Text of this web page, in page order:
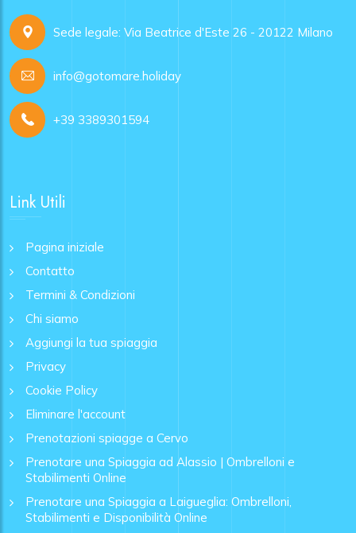
Sede legale: Via Beatrice d'Este 26 - 20122 Milano
info@gotomare.holiday
+39 3389301594
Link Utili
Pagina iniziale
Contatto
Termini & Condizioni
Chi siamo
Aggiungi la tua spiaggia
Privacy
Cookie Policy
Eliminare l'account
Prenotazioni spiagge a Cervo
Prenotare una Spiaggia ad Alassio | Ombrelloni e
Stabilimenti Online
Prenotare una Spiaggia a Laigueglia: Ombrelloni,
Stabilimenti e Disponibilità Online